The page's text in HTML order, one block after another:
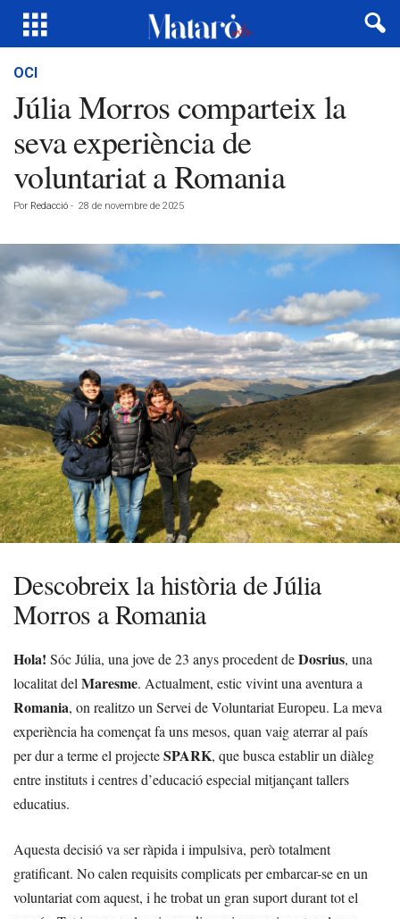
OCI
Júlia Morros comparteix la
seva experiència de
voluntariat a Romania
Por Redacció - 28 de novembre de 2025
Descobreix la història de Júlia
Morros a Romania
Hola! Sóc Júlia, una jove de 23 anys procedent deDosrius, una
localitat delMaresme. Actualment, estic vivint una aventura a
Romania, on realitzo un Servei de Voluntariat Europeu. La meva
experiència ha començat fa uns mesos, quan vaig aterrar al país
per dur a terme el projecteSPARK, que busca establir un diàleg
entre instituts i centres d’educació especial mitjançant tallers
educatius.
Aquesta decisió va ser ràpida i impulsiva, però totalment
gratificant. No calen requisits complicats per embarcar-se en un
voluntariat com aquest, i he trobat un gran suport durant tot el